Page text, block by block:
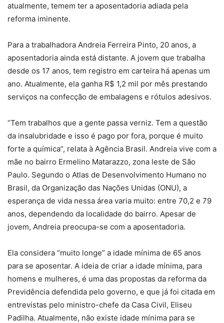
atualmente, temem ter a aposentadoria adiada pela
reforma iminente.
Para a trabalhadora Andreia Ferreira Pinto, 20 anos, a
aposentadoria ainda está distante. A jovem que trabalha
desde os 17 anos, tem registro em carteira há apenas um
ano. Atualmente, ela ganha R$ 1,2 mil por mês prestando
serviços na confecção de embalagens e rótulos adesivos.
“Tem trabalhos que a gente passa verniz. Tem a questão
da insalubridade e isso é pago por fora, porque é muito
forte a química”, relata à Agência Brasil. Andreia vive com a
mãe no bairro Ermelino Matarazzo, zona leste de São
Paulo. Segundo o Atlas de Desenvolvimento Humano no
Brasil, da Organização das Nações Unidas (ONU), a
esperança de vida nessa área varia muito: entre 70,2 e 79
anos, dependendo da localidade do bairro. Apesar de
jovem, Andreia preocupa-se com a aposentadoria.
Ela considera “muito longe” a idade mínima de 65 anos
para se aposentar. A ideia de criar a idade mínima, para
homens e mulheres, é uma das propostas da reforma da
Previdência defendida pelo governo, e que já foi citada em
entrevistas pelo ministro-chefe da Casa Civil, Eliseu
Padilha. Atualmente, não existe idade mínima para se